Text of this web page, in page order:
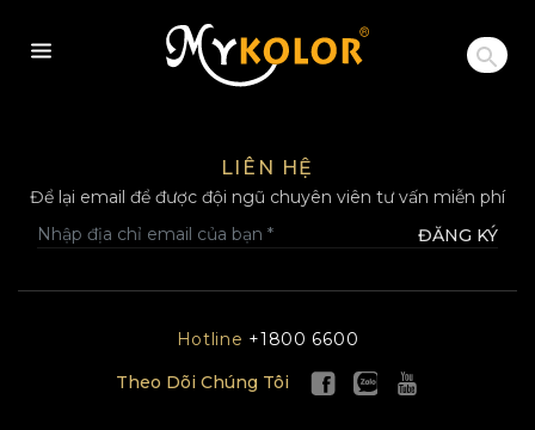
MYKOLOR
LIÊN HỆ
Để lại email để được đội ngũ chuyên viên tư vấn miễn phí
ĐĂNG KÝ
Hotline +1800 6600
Theo Dõi Chúng Tôi